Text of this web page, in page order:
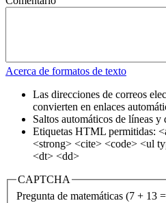
Acerca de formatos de texto
Las direcciones de correos
convierten en enlaces
Saltos automáticos de líneas y
Etiquetas HTML permitidas:
<strong> <cite> <code> <ul
<dt> <dd>
CAPTCHA
Pregunta de matemáticas (7 +